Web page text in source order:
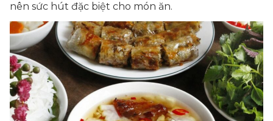
nên sức hút đặc biệt cho món ăn.